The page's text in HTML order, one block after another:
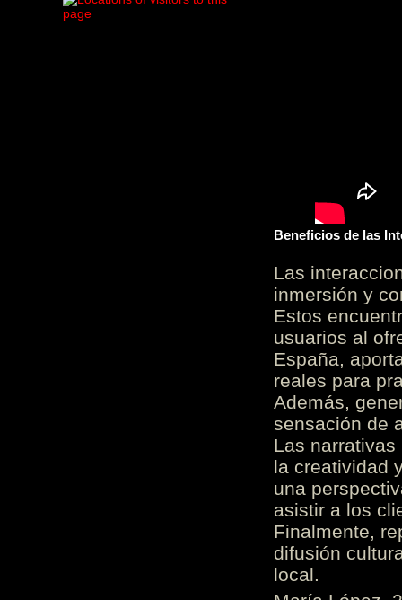
Beneficios de las
Las
inmersión y
Estos
usuarios al
España,
reales para
Además,
sensación de
Las
la creatividad
una
asistir a los
Finalmente,
difusión
local.